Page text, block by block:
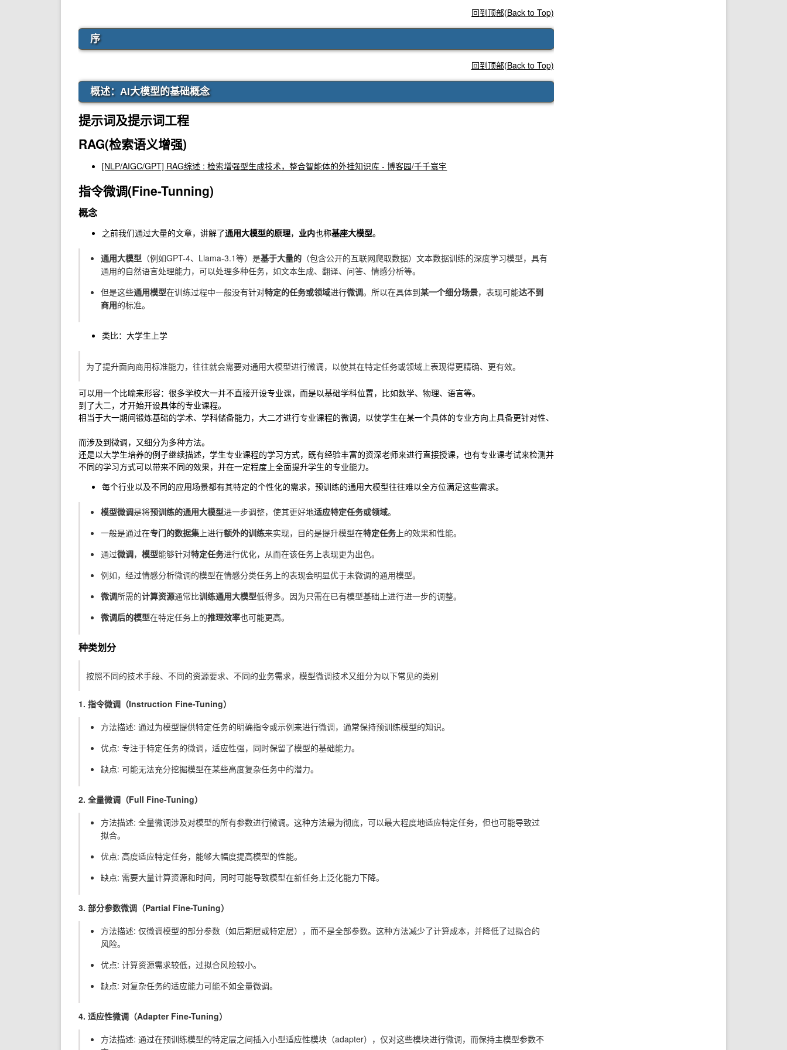
回到顶部(Back to Top)
序
回到顶部(Back to Top)
概述：AI大模型的基础概念
提示词及提示词工程
RAG(检索语义增强)
[NLP/AIGC/GPT] RAG综述 : 检索增强型生成技术，整合智能体的外挂知识库 - 博客园/千千寰宇
指令微调(Fine-Tunning)
概念
之前我们通过大量的文章，讲解了通用大模型的原理，业内也称基座大模型。
通用大模型 （例如GPT-4、Llama-3.1等）是基于大量的 （包含公开的互联网爬取数据）文本数据训练的深度学习模型，具有
通用的自然语言处理能力，可以处理多种任务，如文本生成、翻译、问答、情感分析等。
但是这些通用模型在训练过程中一般没有针对特定的任务或领域进行微调。所以在具体到某一个细分场景，表现可能达不到
商用的标准。
类比：大学生上学
为了提升面向商用标准能力，往往就会需要对通用大模型进行微调，以使其在特定任务或领域上表现得更精确、更有效。
可以用一个比喻来形容：很多学校大一并不直接开设专业课，而是以基础学科位置，比如数学、物理、语言等。
到了大二，才开始开设具体的专业课程。
相当于大一期间锻炼基础的学术、学科储备能力，大二才进行专业课程的微调，以使学生在某一个具体的专业方向上具备更针对性、更强的专业能力。
而涉及到微调，又细分为多种方法。
还是以大学生培养的例子继续描述，学生专业课程的学习方式，既有经验丰富的资深老师来进行直接授课，也有专业课考试来检测并指导进一步提升的方向，还有动手实践课程，甚至是去相应的岗
每个行业以及不同的应用场景都有其特定的个性化的需求，预训练的通用大模型往往难以全方位满足这些需求。
模型微调是将预训练的通用大模型进一步调整，使其更好地适应特定任务或领域。
一般是通过在专门的数据集 上进行额外的训练来实现，目的是提升模型在特定任务 上的效果和性能。
通过微调，模型能够针对特定任务进行优化，从而在该任务上表现更为出色。
例如，经过情感分析微调的模型在情感分类任务上的表现会明显优于未微调的通用模型。
微调所需的计算资源通常比训练通用大模型低得多。因为只需在已有模型基础上进行进一步的调整。
微调后的模型在特定任务上的推理效率也可能更高。
种类划分
按照不同的技术手段、不同的资源要求、不同的业务需求，模型微调技术又细分为以下常见的类别
1. 指令微调（Instruction Fine-Tuning）
方法描述: 通过为模型提供特定任务的明确指令或示例来进行微调，通常保持预训练模型的知识。
优点: 专注于特定任务的微调，适应性强，同时保留了模型的基础能力。
缺点: 可能无法充分挖掘模型在某些高度复杂任务中的潜力。
2. 全量微调（Full Fine-Tuning）
方法描述: 全量微调涉及对模型的所有参数进行微调。这种方法最为彻底，可以最大程度地适应特定任务，但也可能导致过
拟合。
优点: 高度适应特定任务，能够大幅度提高模型的性能。
缺点: 需要大量计算资源和时间，同时可能导致模型在新任务上泛化能力下降。
3. 部分参数微调（Partial Fine-Tuning）
方法描述: 仅微调模型的部分参数（如后期层或特定层），而不是全部参数。这种方法减少了计算成本，并降低了过拟合的
风险。
优点: 计算资源需求较低，过拟合风险较小。
缺点: 对复杂任务的适应能力可能不如全量微调。
4. 适应性微调（Adapter Fine-Tuning）
方法描述: 通过在预训练模型的特定层之间插入小型适应性模块（adapter），仅对这些模块进行微调，而保持主模型参数不